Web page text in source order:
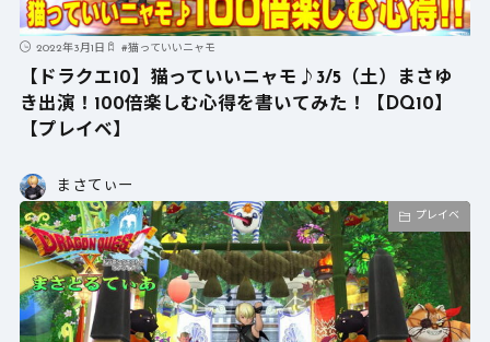
2022年3月1日 #猫っていいニャモ
【ドラクエ10】猫っていいニャモ♪3/5（土）まさゆ
き出演！100倍楽しむ心得を書いてみた！【DQ10】
【プレイベ】
まさてぃー
プレイベ